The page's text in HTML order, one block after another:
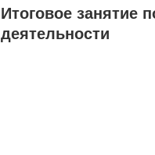
Итоговое занятие
деятельности